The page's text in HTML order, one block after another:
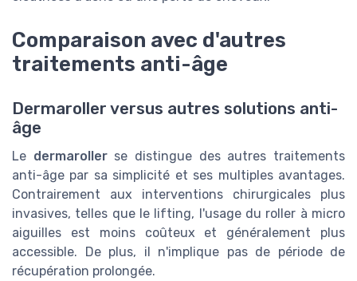
Comparaison avec d'autres
traitements anti-âge
Dermaroller versus autres solutions anti-
âge
Le dermarollerse distingue des autres traitements
anti-âge par sa simplicité et ses multiples avantages.
Contrairement aux interventions chirurgicales plus
invasives, telles que le lifting, l'usage du roller à micro
aiguilles est moins coûteux et généralement plus
accessible. De plus, il n'implique pas de période de
récupération prolongée.